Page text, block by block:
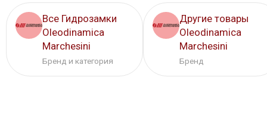
Все Гидрозамки
Oleodinamica
Marchesini
Бренд и категория
Другие товары
Oleodinamica
Marchesini
Бренд